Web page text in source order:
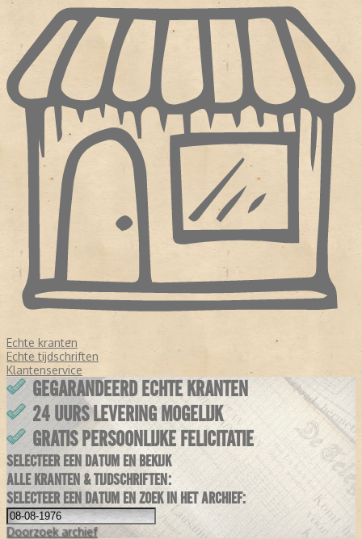
Echte kranten
Echte tijdschriften
Klantenservice
GEGARANDEERD ECHTE KRANTEN
24 UURS LEVERING MOGELIJK
GRATIS PERSOONLIJKE FELICITATIE
SELECTEER EEN DATUM EN BEKIJK
ALLE KRANTEN & TIJDSCHRIFTEN:
SELECTEER EEN DATUM EN ZOEK IN HET ARCHIEF:
Doorzoek archief